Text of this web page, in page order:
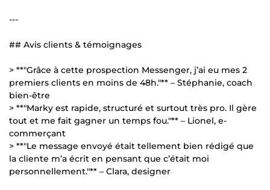
---
## Avis clients & témoignages
> **"Grâce à cette prospection Messenger, j’ai eu mes 2
premiers clients en moins de 48h."** – Stéphanie, coach
bien-être
> **"Marky est rapide, structuré et surtout très pro. Il gère
tout et me fait gagner un temps fou."** – Lionel, e-
commerçant
> **"Le message envoyé était tellement bien rédigé que
la cliente m’a écrit en pensant que c’était moi
personnellement."** – Clara, designer